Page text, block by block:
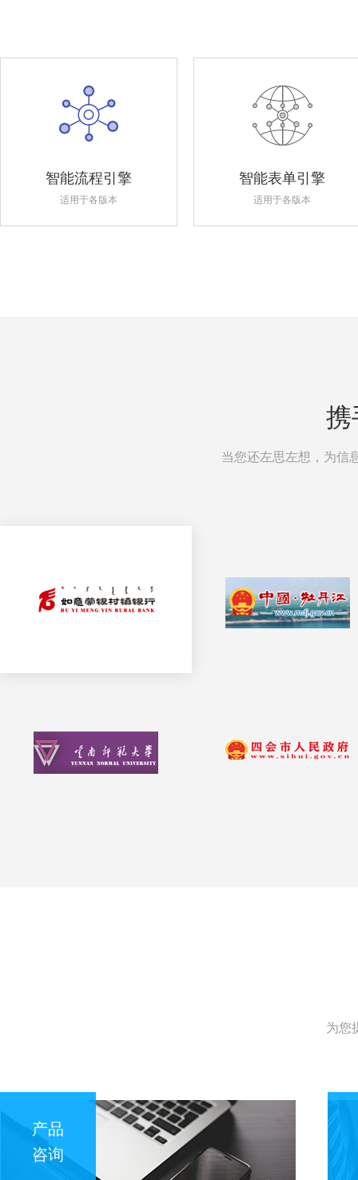
智能流程引擎
适用于各版本
智能表单引擎
适用于各版本
携
当您还左思左想，为信
为您
产品
咨询